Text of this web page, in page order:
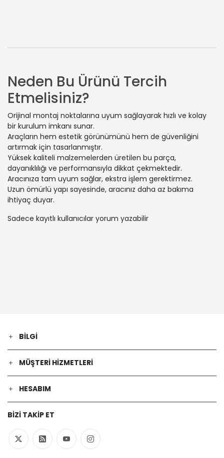
Neden Bu Ürünü Tercih
Etmelisiniz?
Orijinal montaj noktalarına uyum sağlayarak hızlı ve kolay
bir kurulum imkanı sunar.
Araçların hem estetik görünümünü hem de güvenliğini
artırmak için tasarlanmıştır.
Yüksek kaliteli malzemelerden üretilen bu parça,
dayanıklılığı ve performansıyla dikkat çekmektedir.
Aracınıza tam uyum sağlar, ekstra işlem gerektirmez.
Uzun ömürlü yapı sayesinde, aracınız daha az bakıma
ihtiyaç duyar.
Sadece kayıtlı kullanıcılar yorum yazabilir
BILGI
MÜŞTERI HIZMETLERI
HESABIM
BIZI TAKIP ET